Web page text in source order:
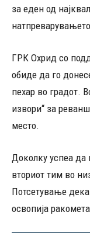
за еден од
ГРК Охрид со
обиде да го
пехар во градот.
извори“ за
место.
Доколку успеа да
вториот тим во
Потсетување
освопија